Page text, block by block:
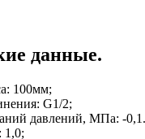
данные.
100мм;
G1/2;
давлений, МПа: -
1,0;